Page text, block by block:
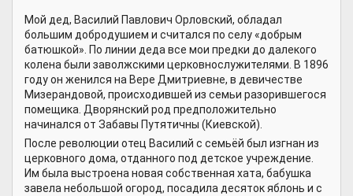
Мой дед, Василий Павлович Орловский, обладал
большим добродушием и считался по селу «добрым
батюшкой». По линии деда все мои предки до далекого
колена были заволжскими церковнослужителями. В 1896
году он женился на Вере Дмитриевне, в девичестве
Мизерандовой, происходившей из семьи разорившегося
помещика. Дворянский род предположительно
начинался от Забавы Путятичны (Киевской).
После революции отец Василий с семьёй был изгнан из
церковного дома, отданного под детское учреждение.
Им была выстроена новая собственная хата, бабушка
завела небольшой огород, посадила десяток яблонь и с